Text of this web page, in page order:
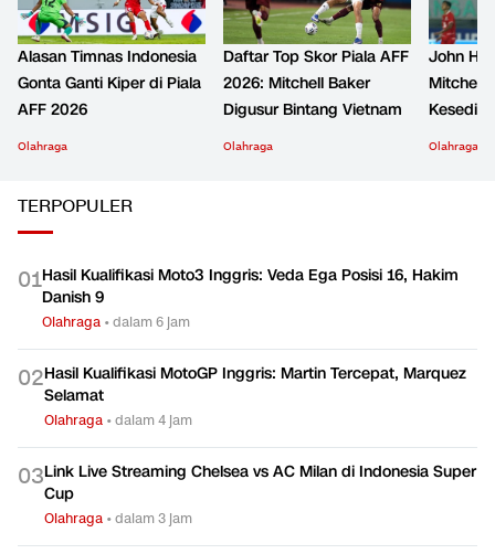
Alasan Timnas Indonesia
Gonta Ganti Kiper di Piala
AFF 2026
Olahraga
Daftar Top Skor Piala AFF
2026: Mitchell Baker
Digusur Bintang Vietnam
Olahraga
John
Mitchell
Olahraga
TERPOPULER
01Hasil Kualifikasi Moto3 Inggris: Veda Ega Posisi 16, Hakim
Danish 9
Olahraga •dalam 6 jam
02Hasil Kualifikasi MotoGP Inggris: Martin Tercepat, Marquez
Selamat
Olahraga •dalam 4 jam
03Link Live Streaming Chelsea vs AC Milan di Indonesia Super
Cup
Olahraga •dalam 3 jam